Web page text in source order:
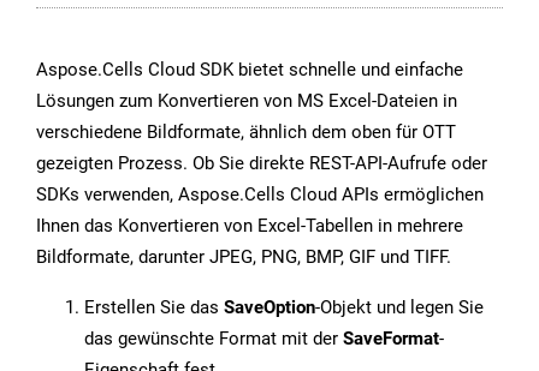
Aspose.Cells Cloud SDK bietet schnelle und einfache
Lösungen zum Konvertieren von MS Excel-Dateien in
verschiedene Bildformate, ähnlich dem oben für OTT
gezeigten Prozess. Ob Sie direkte REST-API-Aufrufe oder
SDKs verwenden, Aspose.Cells Cloud APIs ermöglichen
Ihnen das Konvertieren von Excel-Tabellen in mehrere
Bildformate, darunter JPEG, PNG, BMP, GIF und TIFF.
Erstellen Sie das SaveOption-Objekt und legen Sie
das gewünschte Format mit der SaveFormat-